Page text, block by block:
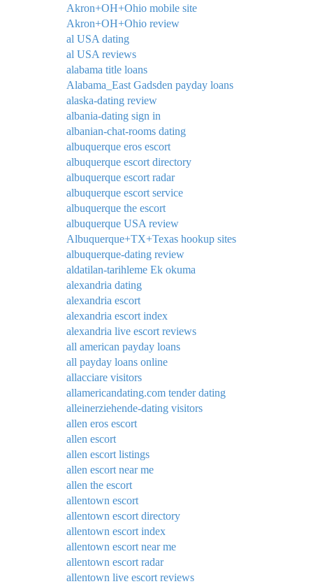
Akron+OH+Ohio mobile site
Akron+OH+Ohio review
al USA dating
al USA reviews
alabama title loans
Alabama_East Gadsden payday loans
alaska-dating review
albania-dating sign in
albanian-chat-rooms dating
albuquerque eros escort
albuquerque escort directory
albuquerque escort radar
albuquerque escort service
albuquerque the escort
albuquerque USA review
Albuquerque+TX+Texas hookup sites
albuquerque-dating review
aldatilan-tarihleme Ek okuma
alexandria dating
alexandria escort
alexandria escort index
alexandria live escort reviews
all american payday loans
all payday loans online
allacciare visitors
allamericandating.com tender dating
alleinerziehende-dating visitors
allen eros escort
allen escort
allen escort listings
allen escort near me
allen the escort
allentown escort
allentown escort directory
allentown escort index
allentown escort near me
allentown escort radar
allentown live escort reviews